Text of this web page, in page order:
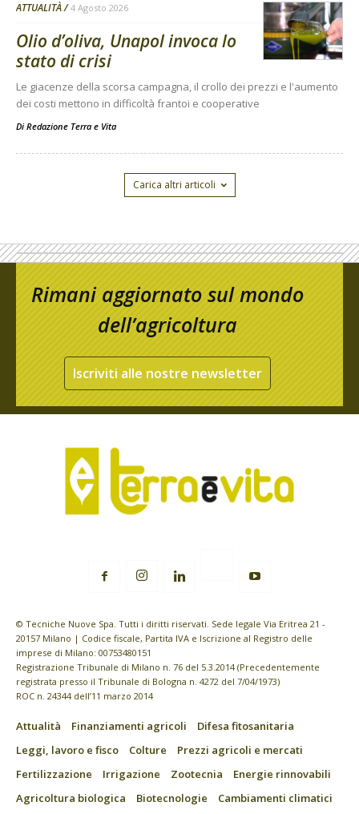
ATTUALITÀ 4 Agosto 2026
Olio d’oliva, Unapol invoca lo
stato di crisi
Le giacenze della scorsa campagna, il crollo dei prezzi e l'aumento
dei costi mettono in difficoltà frantoi e cooperative
Di Redazione Terra e Vita
Carica altri articoli
Rimani aggiornato sul mondo
dell’agricoltura
Iscriviti alle nostre newsletter
© Tecniche Nuove Spa. Tutti i diritti riservati. Sede legale Via Eritrea 21 -
20157 Milano | Codice fiscale, Partita IVA e Iscrizione al Registro delle
imprese di Milano: 00753480151
Registrazione Tribunale di Milano n. 76 del 5.3.2014 (Precedentemente
registrata presso il Tribunale di Bologna n. 4272 del 7/04/1973)
ROC n. 24344 dell’11 marzo 2014
Attualità Finanziamenti agricoli
Difesa fitosanitaria
Leggi, lavoro e fisco
Colture
Prezzi agricoli e mercati
Fertilizzazione
Irrigazione Zootecnia
Energie rinnovabili
Agricoltura biologica
Biotecnologie
Cambiamenti climatici